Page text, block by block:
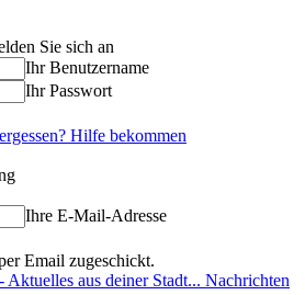
Sie sich an
Ihr Benutzername
Ihr Passwort
Hilfe bekommen
Ihre E-Mail-Adresse
Email zugeschickt.
Nachrichten